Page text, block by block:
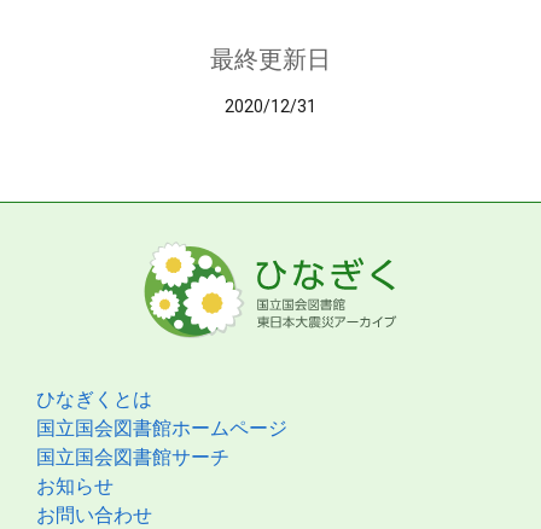
最終更新日
2020/12/31
ひなぎくとは
国立国会図書館ホームページ
国立国会図書館サーチ
お知らせ
お問い合わせ